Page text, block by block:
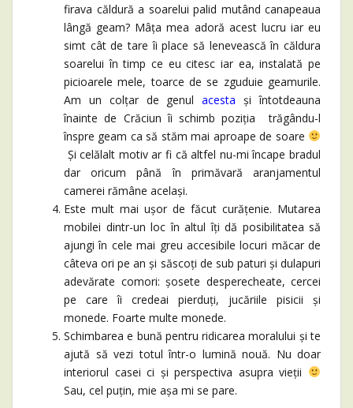
firava căldură a soarelui palid mutând canapeaua
lângă geam? Mâța mea adoră acest lucru iar eu
simt cât de tare îi place să lenevească în căldura
soarelui în timp ce eu citesc iar ea, instalată pe
picioarele mele, toarce de se zguduie geamurile.
Am un colțar de genulacesta și întotdeauna
înainte de Crăciun îi schimb poziția trăgându-l
înspre geam ca să stăm mai aproape de soare
Și celălalt motiv ar fi că altfel nu-mi încape bradul
dar oricum până în primăvară aranjamentul
camerei rămâne același.
Este mult mai ușor de făcut curățenie. Mutarea
mobilei dintr-un loc în altul îți dă posibilitatea să
ajungi în cele mai greu accesibile locuri măcar de
câteva ori pe an și săscoți de sub paturi și dulapuri
adevărate comori: șosete desperecheate, cercei
pe care îi credeai pierduți, jucăriile pisicii și
monede. Foarte multe monede.
Schimbarea e bună pentru ridicarea moralului și te
ajută să vezi totul într-o lumină nouă. Nu doar
interiorul casei ci și perspectiva asupra vieții
Sau, cel puțin, mie așa mi se pare.